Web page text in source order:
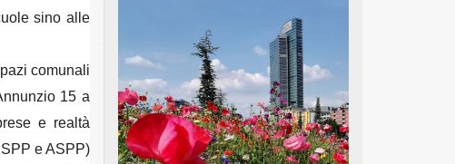
sino alle
comunali
15 a
e realtà
e ASPP)